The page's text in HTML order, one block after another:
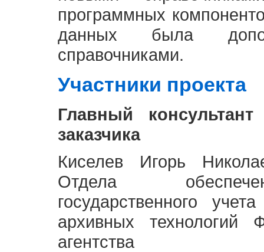
программных
данных была
справочниками.
Участники проекта
Главный
заказчика
Киселев Игорь
Отдела
государственного
архивных технологий
агентства